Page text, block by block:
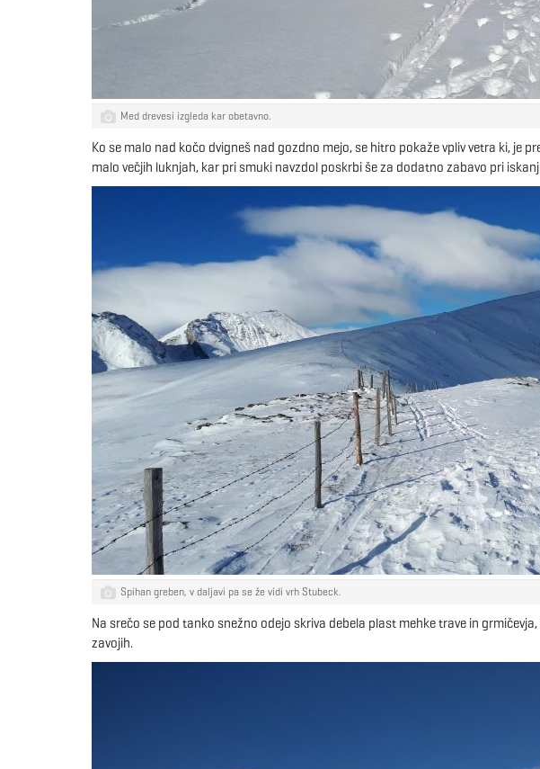
Med drevesi izgleda kar obetavno.
Ko se malo nad kočo dvigneš nad gozdno mejo, se hitro pokaže vpliv vetra ki, je
malo večjih luknjah, kar pri smuki navzdol poskrbi še za dodatno zabavo pri
Spihan greben, v daljavi pa se že vidi vrh Stubeck.
Na srečo se pod tanko snežno odejo skriva debela plast mehke trave in
zavojih.